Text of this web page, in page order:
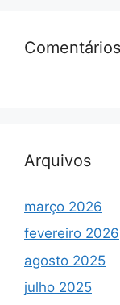
Comentários
Arquivos
março 2026
fevereiro 2026
agosto 2025
julho 2025